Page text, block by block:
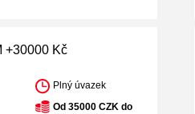
+30000 Kč
Plný úvazek
Od 35000 CZK do